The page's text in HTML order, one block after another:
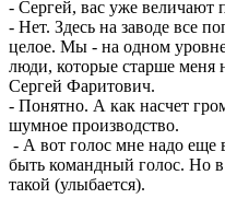
- Сергей, вас уже величают
- Нет. Здесь на заводе все
целое. Мы - на одном
люди, которые старше меня
Сергей Фаритович.
- Понятно. А как насчет
шумное производство.
- А вот голос мне надо еще
быть командный голос. Но в
такой (улыбается).